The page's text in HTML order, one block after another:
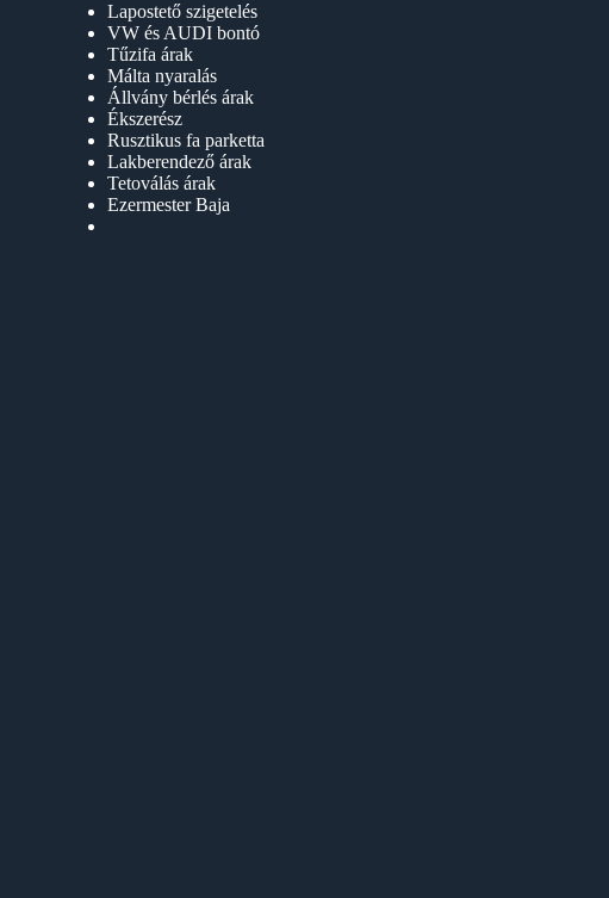
Lapostető szigetelés
VW és AUDI bontó
Tűzifa árak
Málta nyaralás
Állvány bérlés árak
Ékszerész
Rusztikus fa parketta
Lakberendező árak
Tetoválás árak
Ezermester Baja